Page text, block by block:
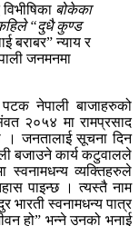
बोकेका
“दुधै कुण्ड
बराबर” न्याय र
जनमनमा
पटक नेपाली बाजाहरुको
२०५४ मा रामप्रसाद
। जनतालाई सूचना दिन
बजाउने कार्य कटुवालले
स्वनामधन्य व्यक्तिहरुले
पाइन्छ । त्यस्तै नाम
भारती स्वनामधन्य पात्र
हो” भन्ने उनको भनाई